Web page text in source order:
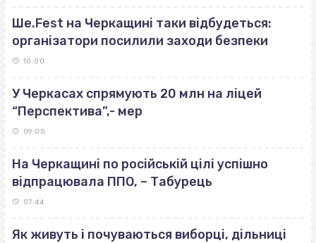
Ше.Fest на Черкащині таки відбудеться:
організатори посилили заходи безпеки
10:00
У Черкасах спрямують 20 млн на ліцей
“Перспектива”,- мер
09:00
На Черкащині по російській цілі успішно
відпрацювала ППО, – Табурець
07:44
Як живуть і почуваються виборці, дільниці